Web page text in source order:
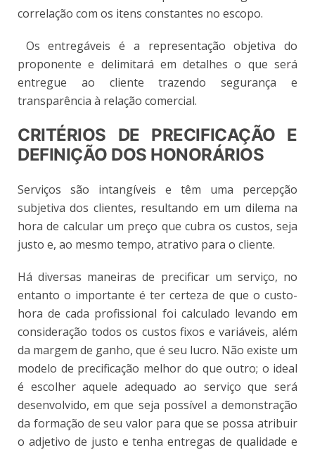
correlação com os itens constantes no escopo.
Os entregáveis é a representação objetiva do
proponente e delimitará em detalhes o que será
entregue ao cliente trazendo segurança e
transparência à relação comercial.
CRITÉRIOS DE PRECIFICAÇÃO E
DEFINIÇÃO DOS HONORÁRIOS
Serviços são intangíveis e têm uma percepção
subjetiva dos clientes, resultando em um dilema na
hora de calcular um preço que cubra os custos, seja
justo e, ao mesmo tempo, atrativo para o cliente.
Há diversas maneiras de precificar um serviço, no
entanto o importante é ter certeza de que o custo-
hora de cada profissional foi calculado levando em
consideração todos os custos fixos e variáveis, além
da margem de ganho, que é seu lucro. Não existe um
modelo de precificação melhor do que outro; o ideal
é escolher aquele adequado ao serviço que será
desenvolvido, em que seja possível a demonstração
da formação de seu valor para que se possa atribuir
o adjetivo de justo e tenha entregas de qualidade e